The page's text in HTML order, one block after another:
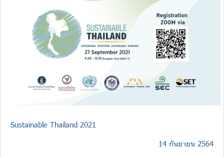
Sustainable Thailand 2021
14 กันยายน 2564